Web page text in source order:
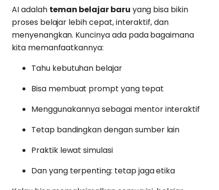
AI adalah teman belajar baru yang bisa bikin
proses belajar lebih cepat, interaktif, dan
menyenangkan. Kuncinya ada pada bagaimana
kita memanfaatkannya:
Tahu kebutuhan belajar
Bisa membuat prompt yang tepat
Menggunakannya sebagai mentor interaktif
Tetap bandingkan dengan sumber lain
Praktik lewat simulasi
Dan yang terpenting: tetap jaga etika